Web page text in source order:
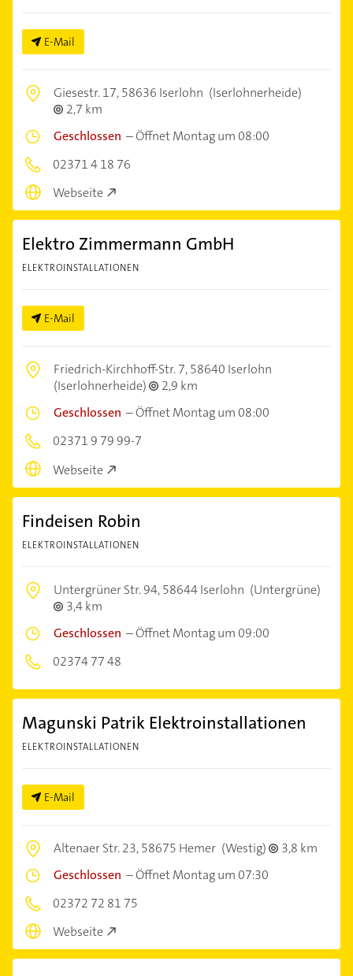
E-Mail
Giesestr. 17,58636 Iserlohn (Iserlohnerheide)
2,7 km
Geschlossen –Öffnet Montag um 08:00
02371 4 18 76
Webseite
Elektro Zimmermann GmbH
ELEKTROINSTALLATIONEN
E-Mail
Friedrich-Kirchhoff-Str. 7,58640 Iserlohn
(Iserlohnerheide)
2,9 km
Geschlossen –Öffnet Montag um 08:00
02371 9 79 99-7
Webseite
Findeisen Robin
ELEKTROINSTALLATIONEN
Untergrüner Str. 94,58644 Iserlohn (Untergrüne)
3,4 km
Geschlossen –Öffnet Montag um 09:00
02374 77 48
Magunski Patrik Elektroinstallationen
ELEKTROINSTALLATIONEN
E-Mail
Altenaer Str. 23,58675 Hemer (Westig)
3,8 km
Geschlossen –Öffnet Montag um 07:30
02372 72 81 75
Webseite